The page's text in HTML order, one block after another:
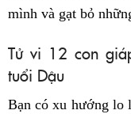
mình và gạt bỏ
Tử vi 12 con
tuổi Dậu
Bạn có xu hướng lo